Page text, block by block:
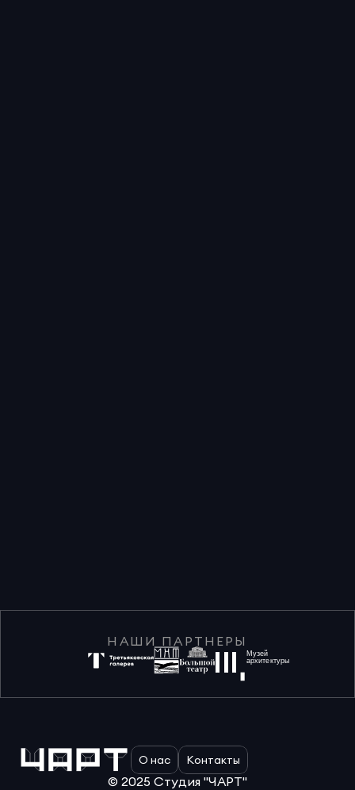
НАШИ ПАРТНЕРЫ
Музей
архитектуры
О нас Контакты
© 2025 Студия "ЧАРТ"